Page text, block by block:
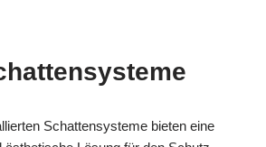
Schattensysteme bieten eine